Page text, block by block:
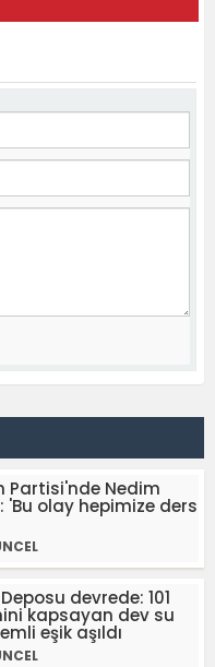
Partisi'nde Nedim
'Bu olay hepimize ders
devrede: 101
kapsayan dev su
eşik aşıldı